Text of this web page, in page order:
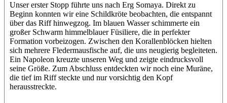
Unser erster Stopp führte uns nach Erg Somaya. Direkt zu
Beginn konnten wir eine Schildkröte beobachten, die entspannt
über das Riff hinwegzog. Im blauen Wasser schimmerte ein
großer Schwarm himmelblauer Füsiliere, die in perfekter
Formation vorbeizogen. Zwischen den Korallenblöcken hielten
sich mehrere Fledermausfische auf, die uns neugierig begleiteten.
Ein Napoleon kreuzte unseren Weg und zeigte eindrucksvoll
seine Größe. Zum Abschluss entdeckten wir noch eine Muräne,
die tief im Riff steckte und nur vorsichtig den Kopf
herausstreckte.